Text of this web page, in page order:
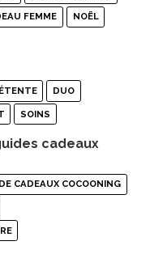
FEMME NOËL
DUO
SOINS
cadeaux
CADEAUX COCOONING